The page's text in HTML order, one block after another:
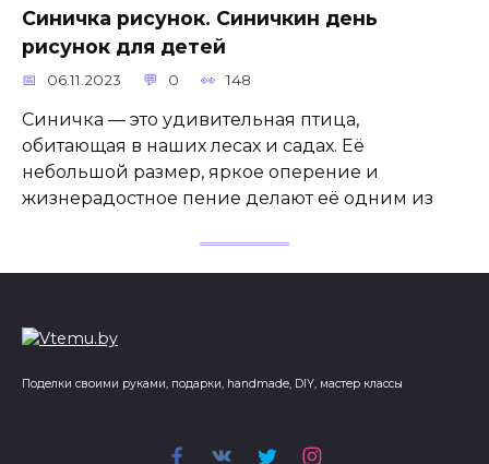
Синичка рисунок. Синичкин день
рисунок для детей
06.11.2023 0 148
Синичка — это удивительная птица,
обитающая в наших лесах и садах. Её
небольшой размер, яркое оперение и
жизнерадостное пение делают её одним из
Поделки своими руками, подарки, handmade, DIY, мастер классы